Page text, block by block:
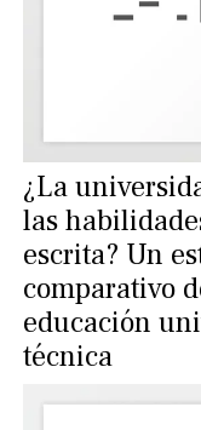
¿La
las
escrita? Un
comparativo
educación
técnica